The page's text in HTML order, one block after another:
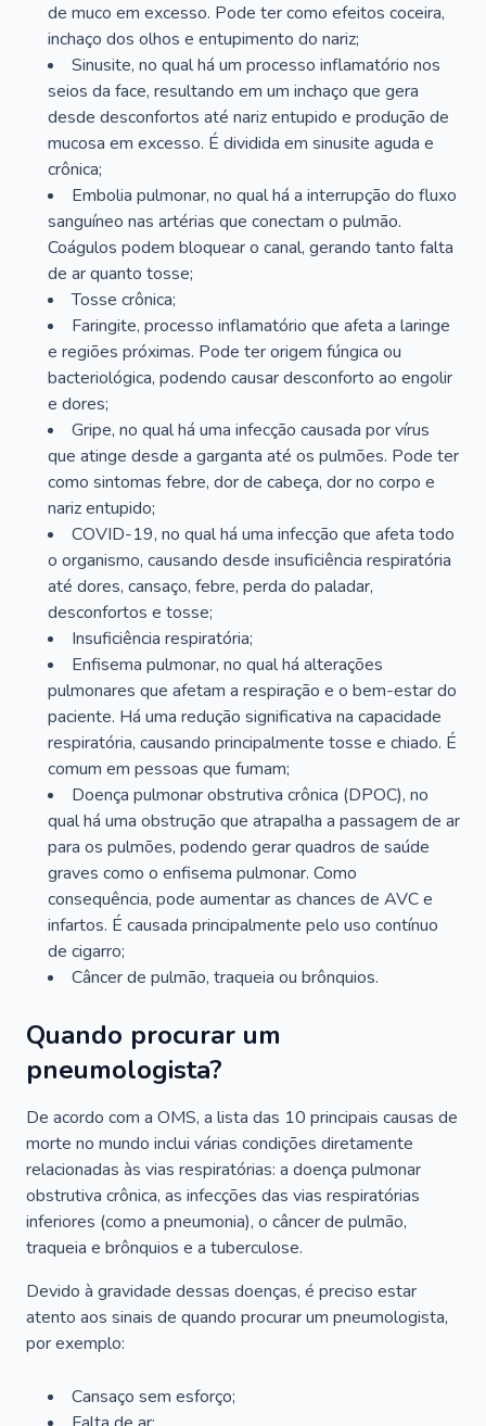
de muco em excesso. Pode ter como efeitos coceira,
inchaço dos olhos e entupimento do nariz;
Sinusite, no qual há um processo inflamatório nos
seios da face, resultando em um inchaço que gera
desde desconfortos até nariz entupido e produção de
mucosa em excesso. É dividida em sinusite aguda e
crônica;
Embolia pulmonar, no qual há a interrupção do fluxo
sanguíneo nas artérias que conectam o pulmão.
Coágulos podem bloquear o canal, gerando tanto falta
de ar quanto tosse;
Tosse crônica;
Faringite, processo inflamatório que afeta a laringe
e regiões próximas. Pode ter origem fúngica ou
bacteriológica, podendo causar desconforto ao engolir
e dores;
Gripe, no qual há uma infecção causada por vírus
que atinge desde a garganta até os pulmões. Pode ter
como sintomas febre, dor de cabeça, dor no corpo e
nariz entupido;
COVID-19, no qual há uma infecção que afeta todo
o organismo, causando desde insuficiência respiratória
até dores, cansaço, febre, perda do paladar,
desconfortos e tosse;
Insuficiência respiratória;
Enfisema pulmonar, no qual há alterações
pulmonares que afetam a respiração e o bem-estar do
paciente. Há uma redução significativa na capacidade
respiratória, causando principalmente tosse e chiado. É
comum em pessoas que fumam;
Doença pulmonar obstrutiva crônica (DPOC), no
qual há uma obstrução que atrapalha a passagem de ar
para os pulmões, podendo gerar quadros de saúde
graves como o enfisema pulmonar. Como
consequência, pode aumentar as chances de AVC e
infartos. É causada principalmente pelo uso contínuo
de cigarro;
Câncer de pulmão, traqueia ou brônquios.
Quando procurar um
pneumologista?
De acordo com a OMS, a lista das 10 principais causas de
morte no mundo inclui várias condições diretamente
relacionadas às vias respiratórias: a doença pulmonar
obstrutiva crônica, as infecções das vias respiratórias
inferiores (como a pneumonia), o câncer de pulmão,
traqueia e brônquios e a tuberculose.
Devido à gravidade dessas doenças, é preciso estar
atento aos sinais de quando procurar um pneumologista,
por exemplo:
Cansaço sem esforço;